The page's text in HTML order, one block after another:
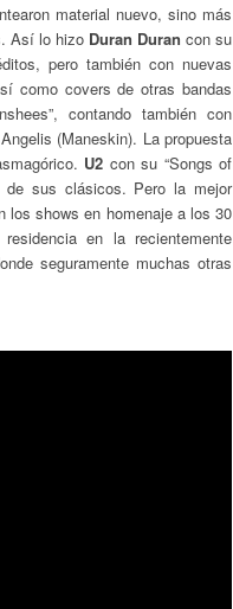
material nuevo, sino más
Así lo hizo Duran Duran con su
pero también con nuevas
como covers de otras bandas
contando también con
(Maneskin). La propuesta
U2 con su “Songs of
de sus clásicos. Pero la mejor
los shows en homenaje a los 30
en la recientemente
seguramente muchas otras